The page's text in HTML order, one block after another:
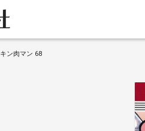
キン肉マン 68